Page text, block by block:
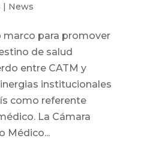
| News
marco para promover
de salud
entre CATM y
institucionales
como referente
La Cámara
Médico...